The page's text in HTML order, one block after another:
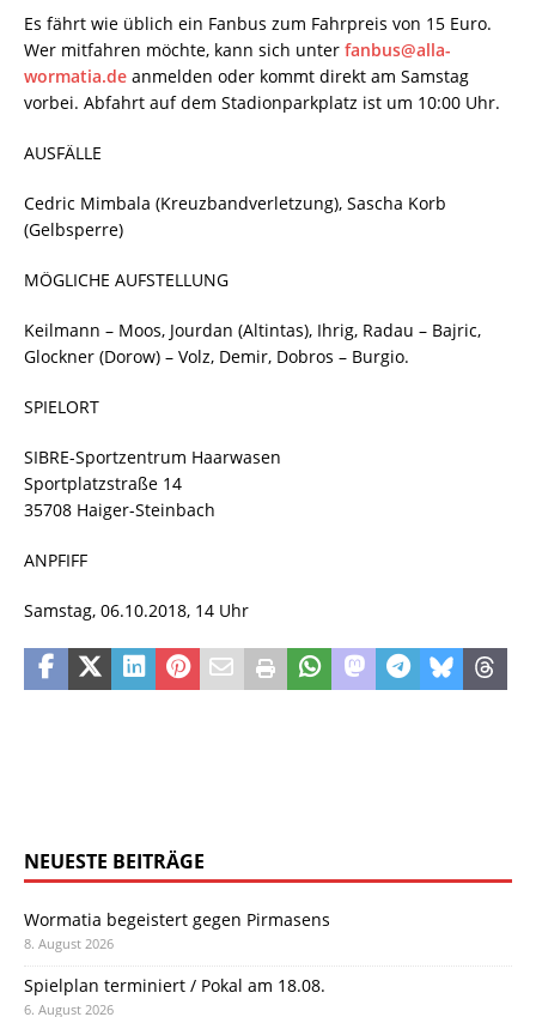
Es fährt wie üblich ein Fanbus zum Fahrpreis von 15 Euro.
Wer mitfahren möchte, kann sich unter fanbus@alla-
wormatia.de anmelden oder kommt direkt am Samstag
vorbei. Abfahrt auf dem Stadionparkplatz ist um 10:00 Uhr.
AUSFÄLLE
Cedric Mimbala (Kreuzbandverletzung), Sascha Korb
(Gelbsperre)
MÖGLICHE AUFSTELLUNG
Keilmann – Moos, Jourdan (Altintas), Ihrig, Radau – Bajric,
Glockner (Dorow) – Volz, Demir, Dobros – Burgio.
SPIELORT
SIBRE-Sportzentrum Haarwasen
Sportplatzstraße 14
35708 Haiger-Steinbach
ANPFIFF
Samstag, 06.10.2018, 14 Uhr
NEUESTE BEITRÄGE
Wormatia begeistert gegen Pirmasens
8. August 2026
Spielplan terminiert / Pokal am 18.08.
6. August 2026